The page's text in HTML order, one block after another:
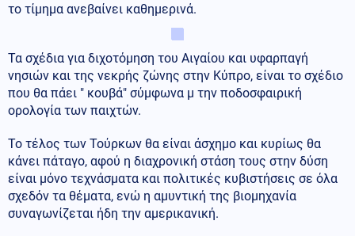
το τίμημα ανεβαίνει καθημερινά.
Τα σχέδια για διχοτόμηση του Αιγαίου και υφαρπαγή
νησιών και της νεκρής ζώνης στην Κύπρο, είναι το σχέδιο
που θα πάει " κουβά" σύμφωνα μ την ποδοσφαιρική
ορολογία των παιχτών.
Το τέλος των Τούρκων θα είναι άσχημο και κυρίως θα
κάνει πάταγο, αφού η διαχρονική στάση τους στην δύση
είναι μόνο τεχνάσματα και πολιτικές κυβιστήσεις σε όλα
σχεδόν τα θέματα, ενώ η αμυντική της βιομηχανία
συναγωνίζεται ήδη την αμερικανική.